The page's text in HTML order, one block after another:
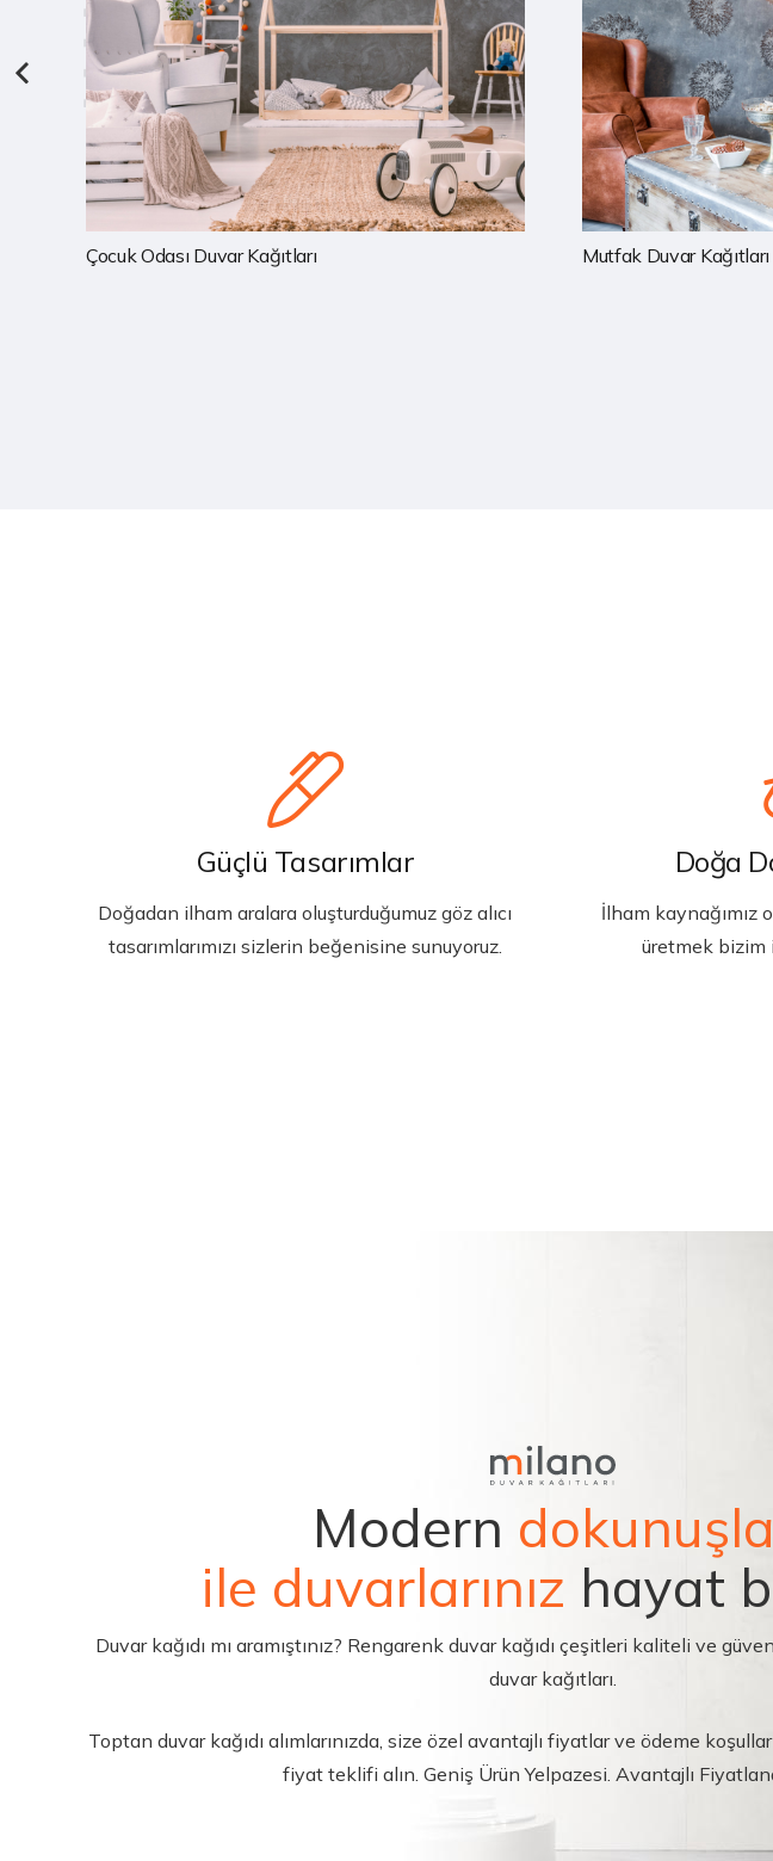
Mutfak Duvar Kağıtları Ofis Duvar Kağıtları
Güçlü Tasarımlar
Doğadan ilham aralara oluşturduğumuz göz alıcı
tasarımlarımızı sizlerin beğenisine sunuyoruz.
Doğa
İlham kaynağımız
üretmek bizim
Modern
ile duvarlarınız hayat
Duvar kağıdı mı aramıştınız? Rengarenk duvar kağıdı çeşitleri kaliteli ve
duvar kağıtları.
Toptan duvar kağıdı alımlarınızda, size özel avantajlı fiyatlar ve ödeme
fiyat teklifi alın. Geniş Ürün Yelpazesi. Avantajlı